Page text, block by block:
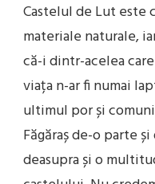
Castelul de Lut
materiale naturale,
că-i dintr-acelea
viața n-ar fi numai
ultimul por și
Făgăraș de-o parte
deasupra și o